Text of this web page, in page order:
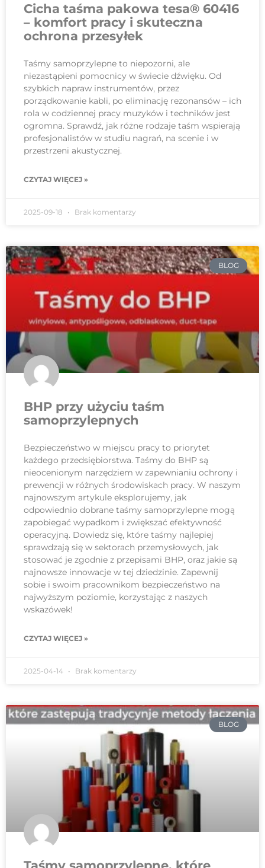
Cicha taśma pakowa tesa® 60416
– komfort pracy i skuteczna
ochrona przesyłek
Taśmy samoprzylepne to niepozorni, ale
niezastąpieni pomocnicy w świecie dźwięku. Od
szybkich napraw instrumentów, przez
porządkowanie kabli, po eliminację rezonansów – ich
rola w codziennej pracy muzyków i techników jest
ogromna. Sprawdź, jak różne rodzaje taśm wspierają
profesjonalistów w studiu nagrań, na scenie i w
przestrzeni akustycznej.
CZYTAJ WIĘCEJ »
2025-09-18 Brak komentarzy
BLOG
BHP przy użyciu taśm
samoprzylepnych
Bezpieczeństwo w miejscu pracy to priorytet
każdego przedsiębiorstwa. Taśmy do BHP są
nieocenionym narzędziem w zapewnianiu ochrony i
prewencji w różnych środowiskach pracy. W naszym
najnowszym artykule eksplorujemy, jak
odpowiednio dobrane taśmy samoprzylepne mogą
zapobiegać wypadkom i zwiększać efektywność
operacyjną. Dowiedz się, które taśmy najlepiej
sprawdzają się w sektorach przemysłowych, jak
stosować je zgodnie z przepisami BHP, oraz jakie są
najnowsze innowacje w tej dziedzinie. Zapewnij
sobie i swoim pracownikom bezpieczeństwo na
najwyższym poziomie, korzystając z naszych
wskazówek!
CZYTAJ WIĘCEJ »
2025-04-14 Brak komentarzy
BLOG